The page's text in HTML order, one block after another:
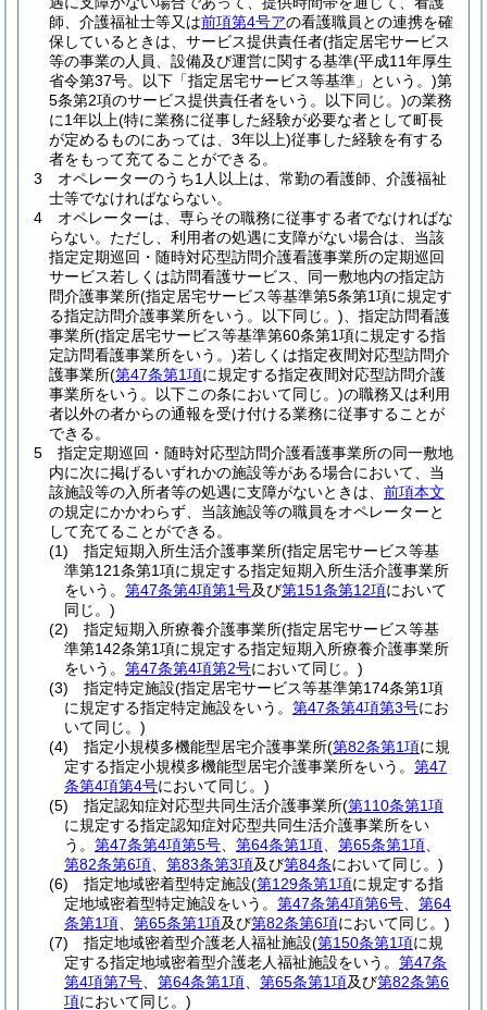
師、介護福祉士等又は前項第4号アの看護職員との連携を確
保しているときは、サービス提供責任者(指定居宅サービス
等の事業の人員、設備及び運営に関する基準(平成11年厚生
省令第37号。以下「指定居宅サービス等基準」という。)第
5条第2項のサービス提供責任者をいう。以下同じ。)の業務
に1年以上(特に業務に従事した経験が必要な者として町長
が定めるものにあっては、3年以上)従事した経験を有する
者をもって充てることができる。
3
オペレーターのうち1人以上は、常勤の看護師、介護福祉
士等でなければならない。
4
オペレーターは、専らその職務に従事する者でなければな
らない。 ただし、利用者の処遇に支障がない場合は、当該
指定定期巡回・随時対応型訪問介護看護事業所の定期巡回
サービス若しくは訪問看護サービス、同一敷地内の指定訪
問介護事業所(指定居宅サービス等基準第5条第1項に規定す
る指定訪問介護事業所をいう。以下同じ。) 、指定訪問看護
事業所(指定居宅サービス等基準第60条第1項に規定する指
定訪問看護事業所をいう。)若しくは指定夜間対応型訪問介
護事業所(第47条第1項に規定する指定夜間対応型訪問介護
事業所をいう。以下この条において同じ。)の職務又は利用
者以外の者からの通報を受け付ける業務に従事することが
できる。
5
指定定期巡回・随時対応型訪問介護看護事業所の同一敷地
内に次に掲げるいずれかの施設等がある場合において、当
該施設等の入所者等の処遇に支障がないときは、 前項本文
の規定にかかわらず、当該施設等の職員をオペレーターと
して充てることができる。
(1)
指定短期入所生活介護事業所(指定居宅サービス等基
準第121条第1項に規定する指定短期入所生活介護事業所
をいう。 第47条第4項第1号及び第151条第12項において
同じ。)
(2)
指定短期入所療養介護事業所(指定居宅サービス等基
準第142条第1項に規定する指定短期入所療養介護事業所
をいう。 第47条第4項第2号において同じ。)
(3)
指定特定施設(指定居宅サービス等基準第174条第1項
に規定する指定特定施設をいう。 第47条第4項第3号にお
いて同じ。)
(4)
指定小規模多機能型居宅介護事業所(第82条第1項に規
定する指定小規模多機能型居宅介護事業所をいう。 第47
条第4項第4号において同じ。)
(5)
指定認知症対応型共同生活介護事業所(第110条第1項
に規定する指定認知症対応型共同生活介護事業所をい
う。 第47条第4項第5号 第64条第1項 第65条第1項
第82条第6項
第83条第3項及び第84条において同じ。)
(6)
指定地域密着型特定施設(第129条第1項に規定する指
定地域密着型特定施設をいう。 第47条第4項第6号
第64
条第1項
第65条第1項及び第82条第6項において同じ。)
(7)
指定地域密着型介護老人福祉施設(第150条第1項に規
定する指定地域密着型介護老人福祉施設をいう。 第47条
第4項第7号
第64条第1項 第65条第1項及び第82条第6
項において同じ。)